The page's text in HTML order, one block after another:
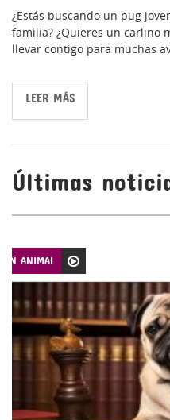
¿Estás buscando un pug
familia? ¿Quieres un carlino
llevar contigo para muchas
LEER MÁS
Últimas
ANIMAL